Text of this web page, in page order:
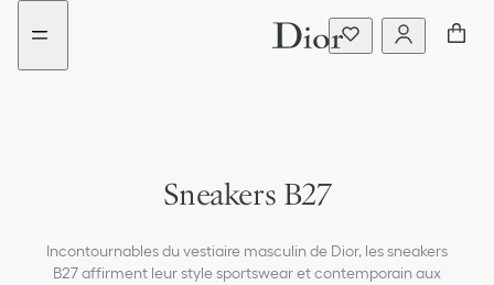
Aller
menu
Aller
contenu
Filles (4-13 ans)
Bébés Filles (1-36 mois)
Sneakers B27
Incontournables du vestiaire masculin de Dior, les sneakers
B27 affirment leur style sportswear et contemporain aux